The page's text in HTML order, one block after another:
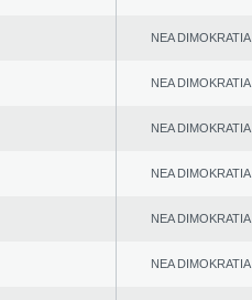
NEA DΙMOKRATIA
NEA DΙMOKRATIA
NEA DΙMOKRATIA
NEA DΙMOKRATIA
NEA DΙMOKRATIA
NEA DΙMOKRATIA